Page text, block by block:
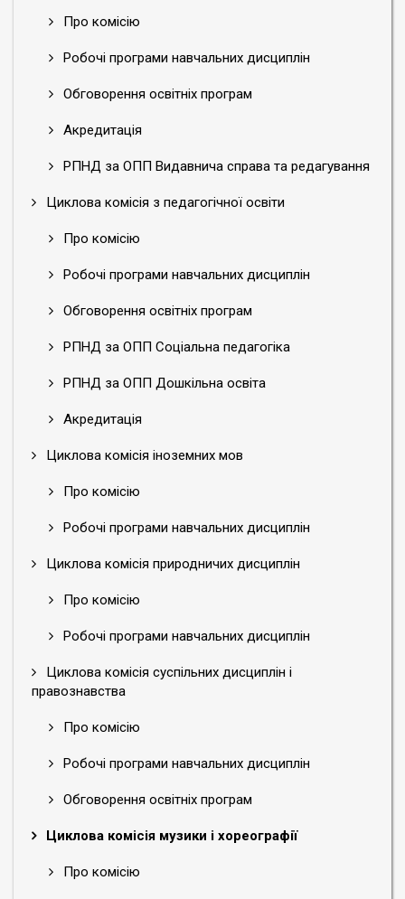
Про комісію
Робочі програми навчальних дисциплін
Обговорення освітніх програм
Акредитація
РПНД за ОПП Видавнича справа та редагування
Циклова комісія з педагогічної освіти
Про комісію
Робочі програми навчальних дисциплін
Обговорення освітніх програм
РПНД за ОПП Соціальна педагогіка
РПНД за ОПП Дошкільна освіта
Акредитація
Циклова комісія іноземних мов
Про комісію
Робочі програми навчальних дисциплін
Циклова комісія природничих дисциплін
Про комісію
Робочі програми навчальних дисциплін
Циклова комісія суспільних дисциплін і
правознавства
Про комісію
Робочі програми навчальних дисциплін
Обговорення освітніх програм
Циклова комісія музики і хореографії
Про комісію